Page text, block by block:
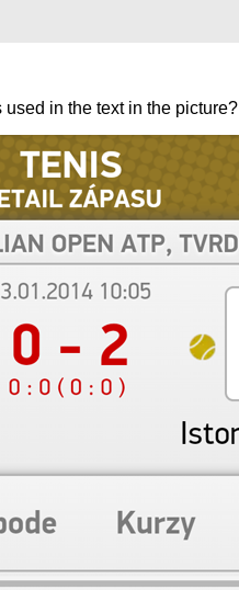
in the text in the picture?